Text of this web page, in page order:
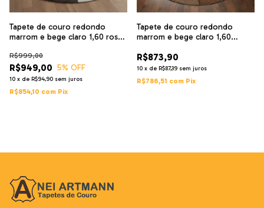
Tapete de couro redondo
marrom e bege claro 1,60 rosa
R$949,00
R$999,00
5% OFF
10 x de R$94,90 sem juros
R$854,10 com Pix
Tapete de couro redondo
marrom e bege claro 1,60
R$873,90
10 x de R$87,39 sem juros
R$786,51 com Pix